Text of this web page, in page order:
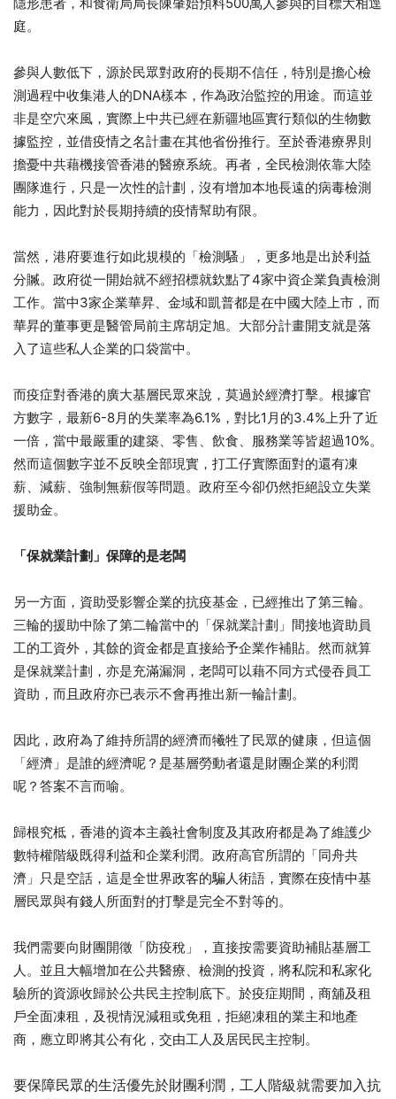
隱形患者，和食衛局局長陳肇始預料
萬人參與的目標大相逕
庭。
參與人數低下，源於民眾對政府的長期不信任，特別是擔心檢
測過程中收集港人的DNA樣本，作為政治監控的用途。而這並
非是空穴來風，實際上中共已經在新疆地區實行類似的生物數
據監控，並借疫情之名計畫在其他省份推行。至於香港療界則
擔憂中共藉機接管香港的醫療系統。再者，全民檢測依靠大陸
團隊進行，只是一次性的計劃，沒有增加本地長遠的病毒檢測
能力，因此對於長期持續的疫情幫助有限。
當然，港府要進行如此規模的「檢測騷」，更多地是出於利益
分贓。政府從一開始就不經招標就欽點了4家中資企業負責檢測
工作。當中3家企業華昇、金域和凱普都是在中國大陸上市，而
華昇的董事更是醫管局前主席胡定旭。大部分計畫開支就是落
入了這些私人企業的口袋當中。
而疫症對香港的廣大基層民眾來說，莫過於經濟打擊。根據官
方數字，最新6-8月的失業率為6.1% ，對比1 月的3.4% 上升了近
一倍，當中最嚴重的建築、零售、飲食、服務業等皆超過10%。
然而這個數字並不反映全部現實，打工仔實際面對的還有凍
薪、減薪、強制無薪假等問題。政府至今卻仍然拒絕設立失業
援助金。
「保就業計劃」保障的是老闆
另一方面，資助受影響企業的抗疫基金，已經推出了第三輪。
三輪的援助中除了第二輪當中的「保就業計劃」間接地資助員
工的工資外，其餘的資金都是直接給予企業作補貼。然而就算
是保就業計劃，亦是充滿漏洞，老闆可以藉不同方式侵吞員工
資助，而且政府亦已表示不會再推出新一輪計劃。
因此，政府為了維持所謂的經濟而犧牲了民眾的健康，但這個
「經濟」是誰的經濟呢？是基層勞動者還是財團企業的利潤
呢？答案不言而喻。
歸根究柢，香港的資本主義社會制度及其政府都是為了維護少
數特權階級既得利益和企業利潤。政府高官所謂的「同舟共
濟」只是空話，這是全世界政客的騙人術語，實際在疫情中基
層民眾與有錢人所面對的打擊是完全不對等的。
我們需要向財團開徵「防疫稅」，直接按需要資助補貼基層工
人。並且大幅增加在公共醫療、檢測的投資，將私院和私家化
驗所的資源收歸於公共民主控制底下。於疫症期間，商舖及租
戶全面凍租，及視情況減租或免租，拒絕凍租的業主和地產
商，應立即將其公有化，交由工人及居民民主控制。
要保障民眾的生活優先於財團利潤，工人階級就需要加入抗